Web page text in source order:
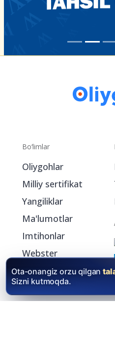
Bo‘limlar
Oliygohlar
Milliy sertifikat
Yangiliklar
Ma'lumotlar
Imtihonlar
Webster
My.Oliygoh.uz
Ota-onangiz orzu qilgan
Sizni kutmoqda.